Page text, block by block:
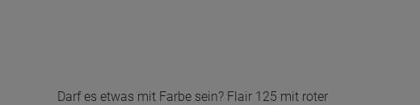
Darf es etwas mit Farbe sein? Flair 125 mit roter